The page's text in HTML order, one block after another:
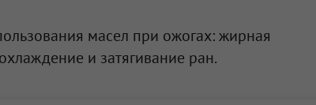
масел при ожогах: жирная
и затягивание ран.